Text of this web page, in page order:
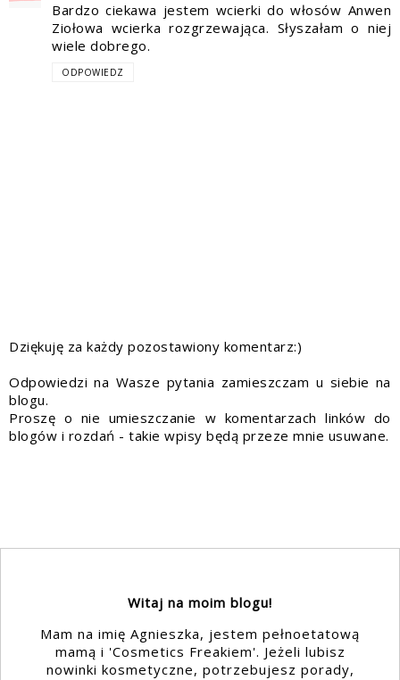
Bardzo ciekawa jestem wcierki do włosów Anwen
Ziołowa wcierka rozgrzewająca. Słyszałam o niej
wiele dobrego.
ODPOWIEDZ
Dziękuję za każdy pozostawiony komentarz:)
Odpowiedzi na Wasze pytania zamieszczam u siebie na
blogu.
Proszę o nie umieszczanie w komentarzach linków do
blogów i rozdań - takie wpisy będą przeze mnie usuwane.
Witaj na moim blogu!
Mam na imię Agnieszka, jestem pełnoetatową
mamą i 'Cosmetics Freakiem'. Jeżeli lubisz
nowinki kosmetyczne, potrzebujesz porady,